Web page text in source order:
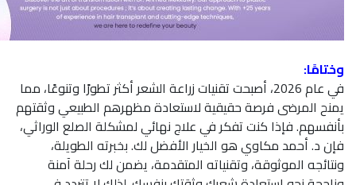
وختامًا:
في عام 2026، أصبحت تقنيات زراعة الشعر أكثر تطورًا وتنوعًا، مما
يمنح المرضى فرصة حقيقية لاستعادة مظهرهم الطبيعي وثقتهم
بأنفسهم. فإذا كنت تفكر في علاج نهائي لمشكلة الصلع الوراثي،
فإن د. أحمد مكاوي هو الخيار الأفضل لك. بخبرته الطويلة،
ونتائجه الموثوقة، وتقنياته المتقدمة، يضمن لك رحلة آمنة